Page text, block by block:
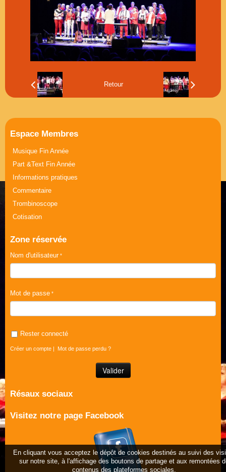
Musique Journée de la Femme
Part &Text Journée de la Femme
Retour
Espace Membres
Musique Fin Année
Part &Text Fin Année
Informations pratiques
Commentaire
Trombinoscope
Cotisation
Zone réservée
Nom d'utilisateur
Mot de passe
Rester connecté
Créer un compte | Mot de passe perdu ?
Résaux sociaux
Visitez notre page Facebook
En cliquant vous acceptez le dépôt de cookies destinés au suivi des
sur notre site, à l'affichage des boutons de partage et aux remontées
contenus des plateformes sociales.